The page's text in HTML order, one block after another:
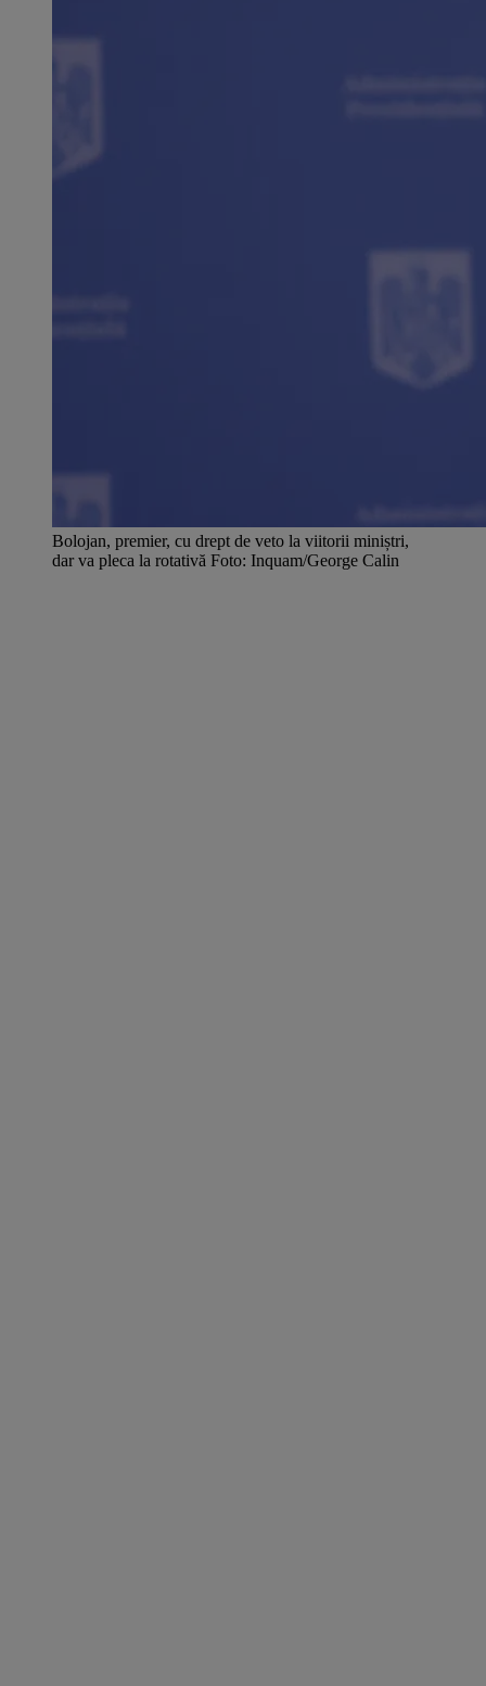
Bolojan, premier, cu drept de veto la viitorii miniștri,
dar va pleca la rotativă Foto: Inquam/George Calin